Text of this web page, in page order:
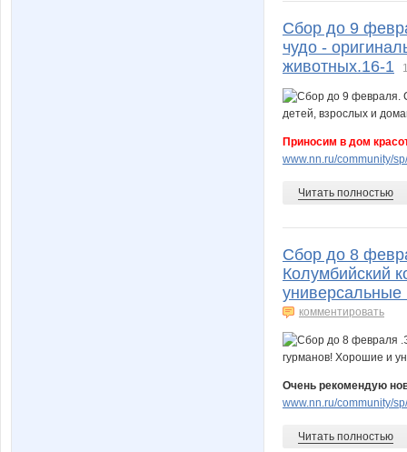
Сбор до 9
чудо -
животных.16-1
Приносим в дом
www.nn.ru/community/
Читать полностью
Сбор до 8
Колумбийский
комментировать
Очень рекомендую
www.nn.ru/community/
Читать полностью